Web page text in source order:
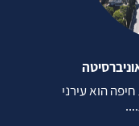
הוא עירני